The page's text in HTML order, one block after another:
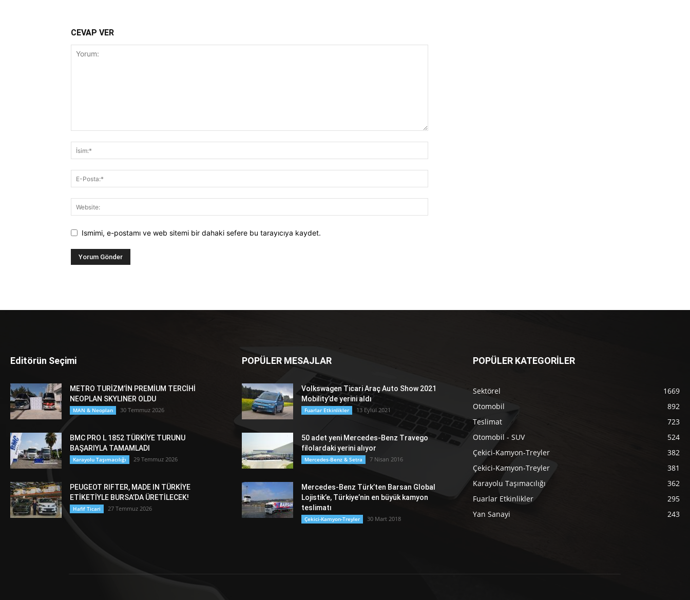
CEVAP VER
Ismimi, e-postamı ve web sitemi bir dahaki sefere bu tarayıcıya kaydet.
Editörün Seçimi
METRO TURİZM’İN PREMİUM TERCİHİ
NEOPLAN SKYLINER OLDU
MAN & Neoplan 30 Temmuz 2026
BMC PRO L 1852 TÜRKİYE TURUNU
BAŞARIYLA TAMAMLADI
Karayolu Taşımacılığı 29 Temmuz 2026
PEUGEOT RIFTER, MADE IN TÜRKİYE
ETİKETİYLE BURSA’DA ÜRETİLECEK!
Hafif Ticari 27 Temmuz 2026
POPÜLER MESAJLAR
Volkswagen Ticari Araç Auto Show 2021
Mobility’de yerini aldı
Fuarlar Etkinlikler 13 Eylül 2021
50 adet yeni Mercedes-Benz Travego
filolardaki yerini alıyor
Mercedes-Benz & Setra 7 Nisan 2016
Mercedes-Benz Türk’ten Barsan Global
Lojistik’e, Türkiye’nin en büyük kamyon
teslimatı
Çekici-Kamyon-Treyler 30 Mart 2018
POPÜLER KATEGORİLER
Sektörel
1669
Otomobil
892
Teslimat
723
Otomobil - SUV
524
Çekici-Kamyon-Treyler
382
Çekici-Kamyon-Treyler
381
Karayolu Taşımacılığı
362
Fuarlar Etkinlikler
295
Yan Sanayi
243